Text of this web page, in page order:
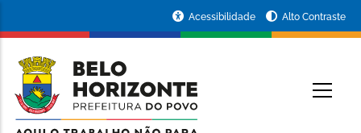
conteúdo
principal
da
Prefeitura
de
Acessibilidade Alto Contraste